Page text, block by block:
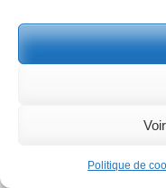
Politique de
Magazine(16)
Sports(1)